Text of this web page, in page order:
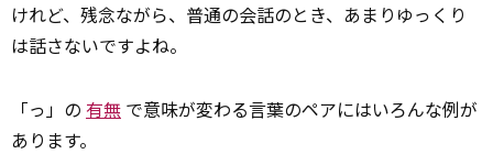
けれど、残念ながら、普通の会話のとき、あまりゆっくり
は話さないですよね。
「っ」の 有無 で意味が変わる言葉のペアにはいろんな例が
あります。